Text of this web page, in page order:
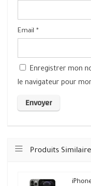
Email *
Enregistrer mon
le navigateur pour
Produits